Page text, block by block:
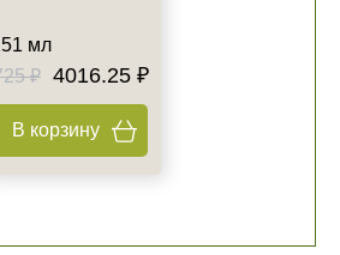
мл
₽ 4016.25 ₽
В корзину